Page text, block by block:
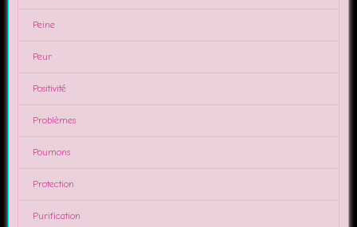
Peine
Peur
Positivité
Problèmes
Poumons
Protection
Purification